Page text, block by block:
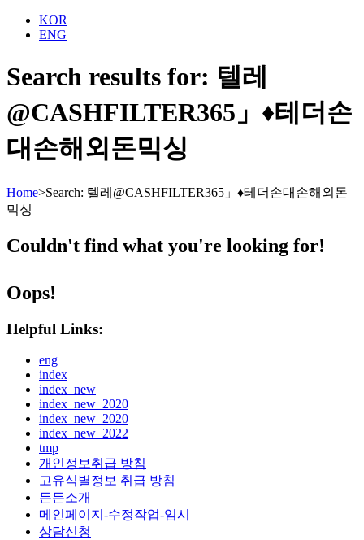
KOR
ENG
Search results for: 텔레
@CASHFILTER365」♦테더손
대손해외돈믹싱
Home>Search: 텔레@CASHFILTER365」♦테더손대손해외돈
믹싱
Couldn't find what you're looking for!
Oops!
Helpful Links:
eng
index
index_new
index_new_2020
index_new_2020
index_new_2022
tmp
개인정보취급 방침
고유식별정보 취급 방침
든든소개
메인페이지-수정작업-임시
상담신청